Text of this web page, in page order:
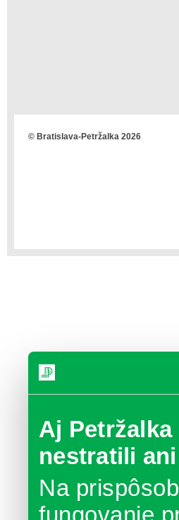
Aj
nestratili
Na
© Bratislava-Petržalka 2026